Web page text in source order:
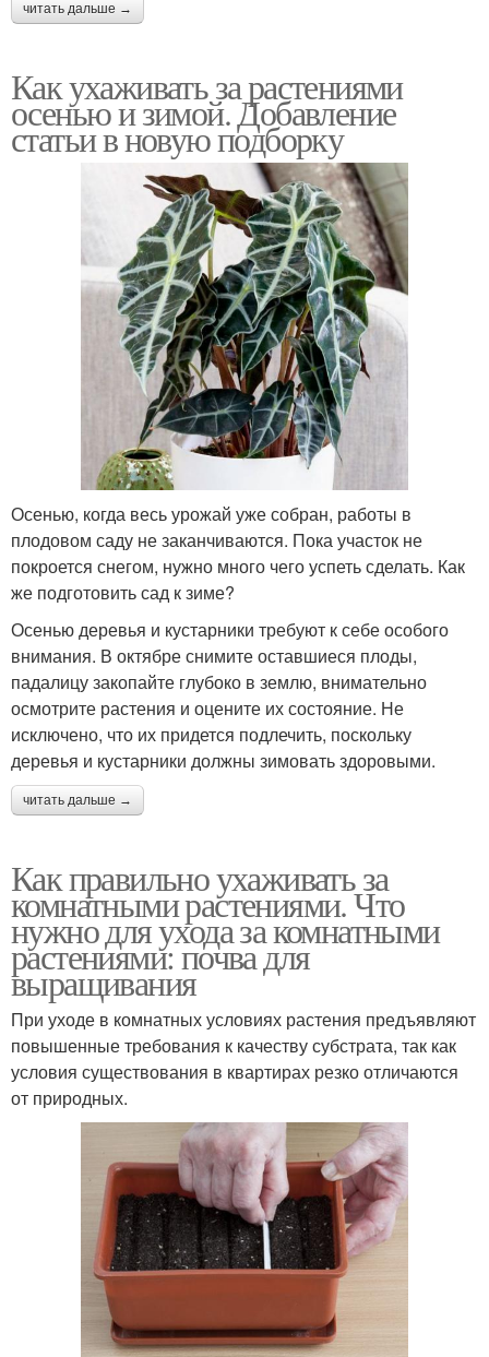
читать дальше →
Как ухаживать за растениями
осенью и зимой. Добавление
статьи в новую подборку
Осенью, когда весь урожай уже собран, работы в
плодовом саду не заканчиваются. Пока участок не
покроется снегом, нужно много чего успеть сделать. Как
же подготовить сад к зиме?
Осенью деревья и кустарники требуют к себе особого
внимания. В октябре снимите оставшиеся плоды,
падалицу закопайте глубоко в землю, внимательно
осмотрите растения и оцените их состояние. Не
исключено, что их придется подлечить, поскольку
деревья и кустарники должны зимовать здоровыми.
читать дальше →
Как правильно ухаживать за
комнатными растениями. Что
нужно для ухода за комнатными
растениями: почва для
выращивания
При уходе в комнатных условиях растения предъявляют
повышенные требования к качеству субстрата, так как
условия существования в квартирах резко отличаются
от природных.